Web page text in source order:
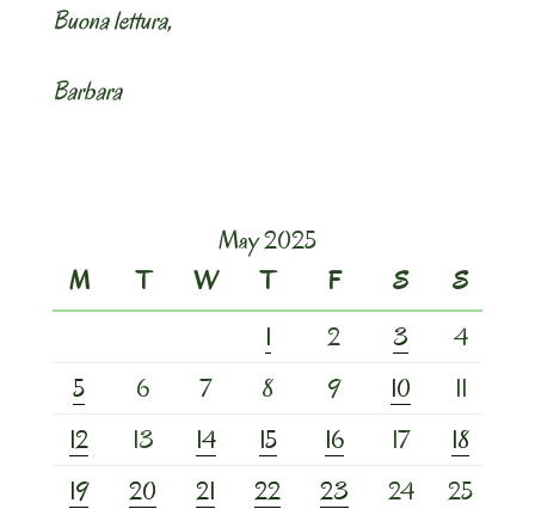
Buona lettura,
Barbara
May 2025
M
T W T F S
S
1
2 3
4
5
6 7 8 9 10
11
12
13 14 15 16 17
18
19
20 21 22 23 24
25